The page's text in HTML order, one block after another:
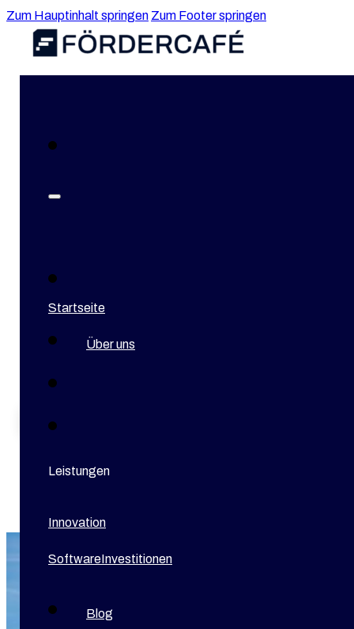
Zum Hauptinhalt springen Zum Footer springen
Startseite
Über uns
Leistungen
Innovation
SoftwareInvestitionen
Blog
Zuschüsse &
2. März 2026